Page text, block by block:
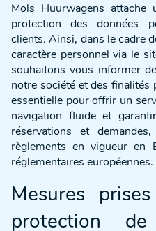
Mols Huurwagens
protection des données
clients. Ainsi, dans le cadre
caractère personnel via le
souhaitons vous informer
notre société et des finalités
essentielle pour offrir un
navigation fluide et
réservations et
règlements en vigueur en
réglementaires européennes.
Mesures
protection